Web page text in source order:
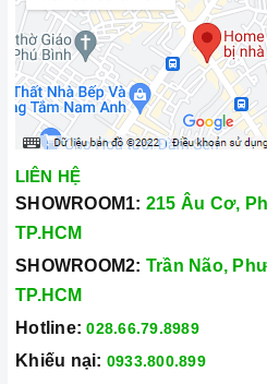
LIÊN HỆ
SHOWROOM1: 215 Âu Cơ,
TP.HCM
SHOWROOM2: Trần Não,
TP.HCM
Hotline: 028.66.79.8989
Khiếu nại: 0933.800.899